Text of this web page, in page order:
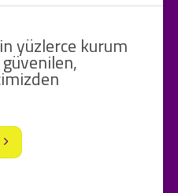
yüzlerce kurum